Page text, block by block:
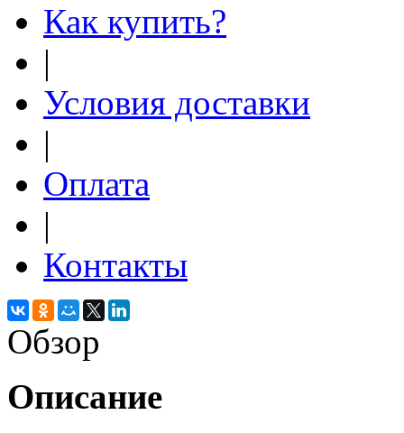
Как купить?
|
Условия доставки
|
Оплата
|
Контакты
Обзор
Описание